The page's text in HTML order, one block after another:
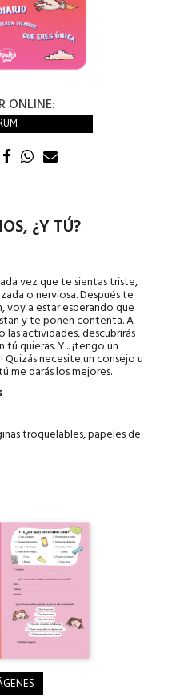
ONLINE:
¿Y TÚ?
vez que te sientas triste,
o nerviosa. Después te
voy a estar esperando que
y te ponen contenta. A
actividades, descubrirás
quieras. Y... ¡tengo un
necesite un consejo u
me darás los mejores.
troquelables, papeles de